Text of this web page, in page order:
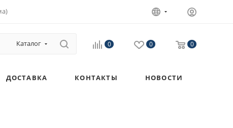
Каталог 0 0 0
ДОСТАВКА КОНТАКТЫ НОВОСТИ